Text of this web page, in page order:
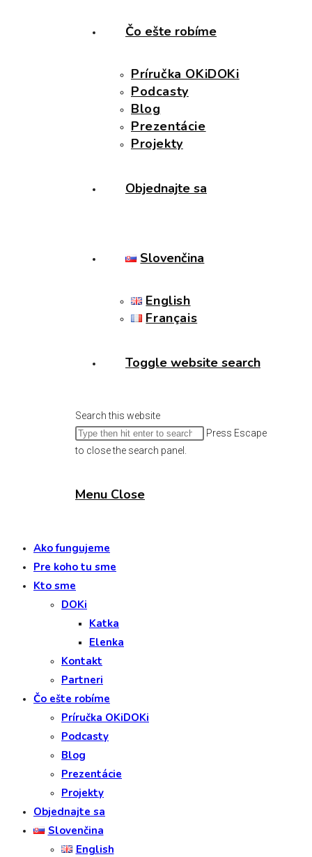
Čo ešte robíme
Príručka OKiDOKi
Podcasty
Blog
Prezentácie
Projekty
Objednajte sa
Slovenčina
English
Français
Toggle website search
Search this website
Press Escape
to close the search panel.
Menu Close
Ako fungujeme
Pre koho tu sme
Kto sme
DOKi
Katka
Elenka
Kontakt
Partneri
Čo ešte robíme
Príručka OKiDOKi
Podcasty
Blog
Prezentácie
Projekty
Objednajte sa
Slovenčina
English